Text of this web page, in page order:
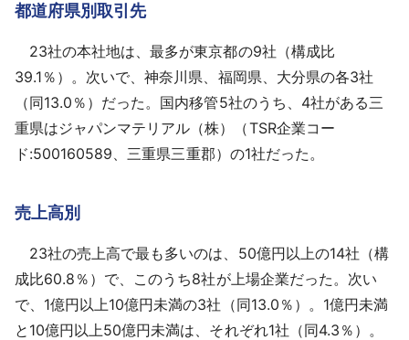
都道府県別取引先
23社の本社地は、最多が東京都の9社（構成比
39.1％）。次いで、神奈川県、福岡県、大分県の各3社
（同13.0％）だった。国内移管5社のうち、4社がある三
重県はジャパンマテリアル（株）（TSR企業コー
ド:500160589、三重県三重郡）の1社だった。
売上高別
23社の売上高で最も多いのは、50億円以上の14社（構
成比60.8％）で、このうち8社が上場企業だった。次い
で、1億円以上10億円未満の3社（同13.0％）。1億円未満
と10億円以上50億円未満は、それぞれ1社（同4.3％）。